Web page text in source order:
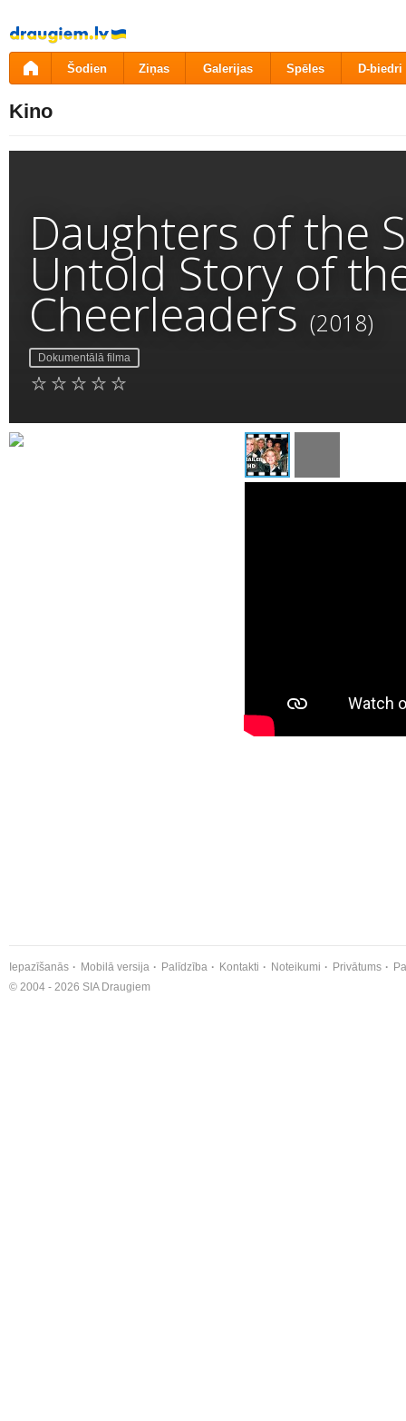
Pāriet
uz
saturu
Šodien Ziņas Galerijas Spēles D-biedri
Kino
Daughters of the
Untold Story of
Cheerleaders (2018)
Dokumentālā filma
Iepazīšanās Mobilā versija Palīdzība Kontakti Noteikumi Privātums
© 2004 - 2026 SIA Draugiem